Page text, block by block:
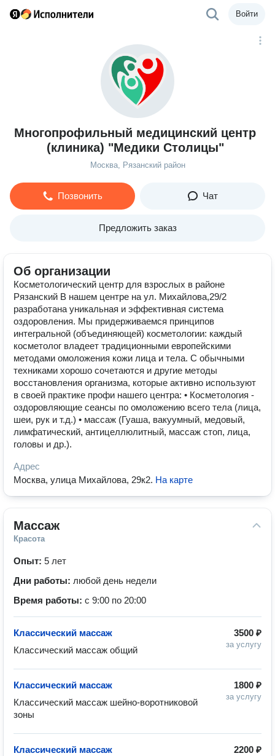
Войти
Многопрофильный медицинский центр
(клиника) "Медики Столицы"
Москва, Рязанский район
Позвонить Чат
Предложить заказ
Об организации
Косметологический центр для взрослых в районе
Рязанский В нашем центре на ул. Михайлова,29/2
разработана уникальная и эффективная система
оздоровления. Мы придерживаемся принципов
интегральной (объединяющей) косметологии: каждый
косметолог владеет традиционными европейскими
методами омоложения кожи лица и тела. С обычными
техниками хорошо сочетаются и другие методы
восстановления организма, которые активно используют
в своей практике профи нашего центра: • Косметология -
оздоровляющие сеансы по омоложению всего тела (лица,
шеи, рук и т.д.) • массаж (Гуаша, вакуумный, медовый,
лимфатический, антицеллюлитный, массаж стоп, лица,
головы и др.).
Адрес
Москва, улица Михайлова, 29к2. На карте
Массаж
Красота
Опыт: 5 лет
Дни работы: любой день недели
Время работы: с 9:00 по 20:00
3500 ₽
за услугу
Классический массаж
1800 ₽
за услугу
Классический массаж
Классический массаж шейно-воротниковой
2200 ₽
Классический массаж